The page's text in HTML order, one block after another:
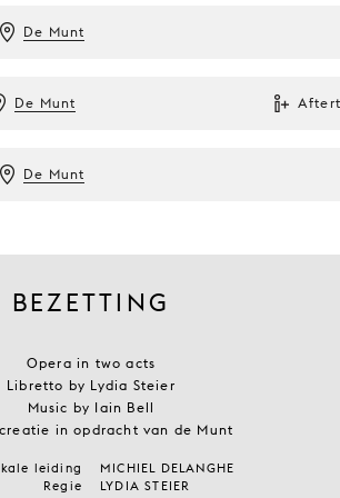
De Munt
De Munt
De Munt
BEZETTING
Opera in two acts
Libretto by Lydia Steier
Music by Iain Bell
in opdracht van de Munt
leiding
MICHIEL DELANGHE
Regie
LYDIA STEIER